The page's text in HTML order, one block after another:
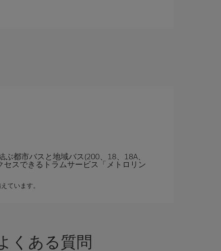
都市バスと地域バス(200、18、18A、
スできるトラムサービス「メトロリン
ています。
くある質問